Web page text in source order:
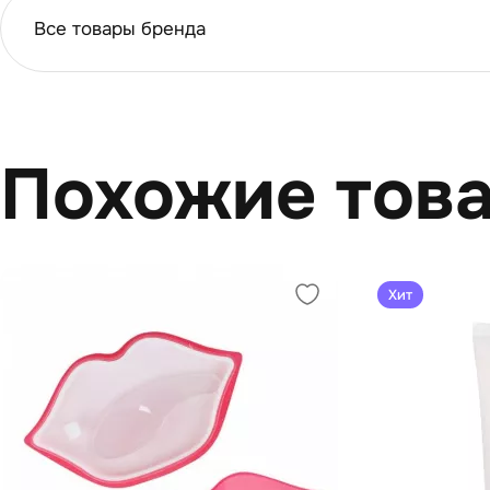
Все товары бренда
Похожие
Хит